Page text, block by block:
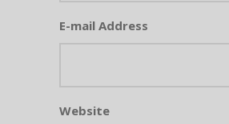
E-mail Address
Website